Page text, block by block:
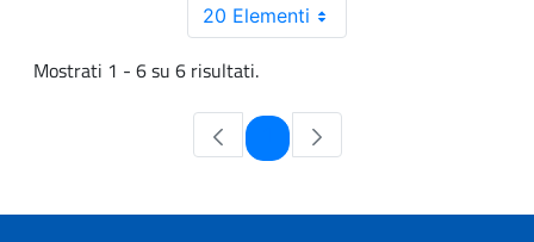
20 Elementi
Mostrati 1 - 6 su 6 risultati.
Pagina